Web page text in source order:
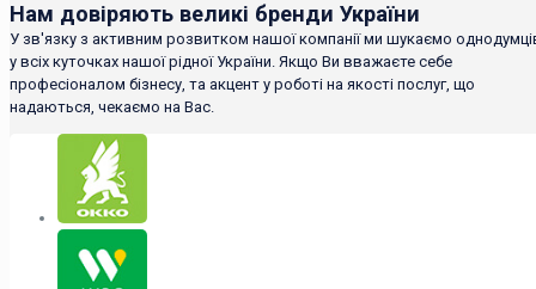
Нам довіряють великі бренди України
У зв'язку з активним розвитком нашої компанії ми шукаємо
у всіх куточках нашої рідної України. Якщо Ви вважаєте себе
професіоналом бізнесу, та акцент у роботі на якості послуг, що
надаються, чекаємо на Вас.